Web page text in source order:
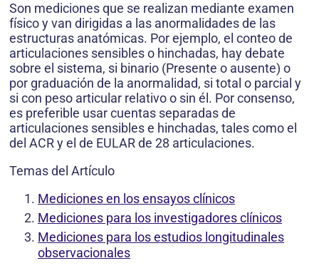
Son mediciones que se realizan mediante examen
físico y van dirigidas a las anormalidades de las
estructuras anatómicas. Por ejemplo, el conteo de
articulaciones sensibles o hinchadas, hay debate
sobre el sistema, si binario (Presente o ausente) o
por graduación de la anormalidad, si total o parcial y
si con peso articular relativo o sin él. Por consenso,
es preferible usar cuentas separadas de
articulaciones sensibles e hinchadas, tales como el
del ACR y el de EULAR de 28 articulaciones.
Temas del Artículo
Mediciones en los ensayos clínicos
Mediciones para los investigadores clínicos
Mediciones para los estudios longitudinales
observacionales